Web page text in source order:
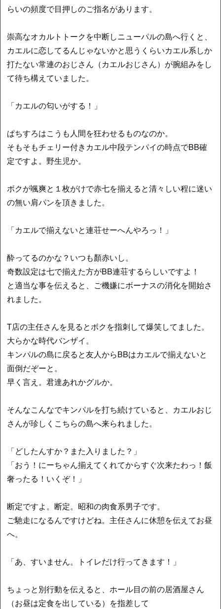
らいの頻度で目押しのご指名があります。
崇高なオカルトトークを中断しニューパルの島へ行くと、
カエルに恋してるんじゃないかと思うくらいカエル系しか
打たない常連のおじさん（カエルおじさん）が腕組みをし
て待ち構えていました。
「カエルの匂いがする！」
ぱちすろはこうも人間を狂わせるものなのか。
そもそもチェリー付きカエル中段テンパイの時点でBB確
定ですよ。野生児か。
ボクが颯爽と１枚がけで赤七を揃えると清々しい程に迷い
の無い肩パンを頂きました。
「カエルで揃えないと連荘せーへんやろっ！」
酔ってるのかな？いつも顏赤いし。
奇数設定は七で揃えた方がBB連荘するらしいですよ！
と適当な事を伝えると、ご機嫌にボーナスの消化を開始さ
れました。
T店の主任さんを見るとボクを指刺して爆笑してました。
大らかな時代バンザイ。
キンパルの島に戻ると友人からBBはカエルで揃えないと
面倒だぞーと。
早く言え。君達あれかグルか。
そんなこんなでキンパルを打ち続けていると、カエルおじ
さんが珍しくこちらの島へ来られました。
「どしたんすか？また入りました？」
「おう！にーちゃん揃えてくれてからすぐ次来たわっ！飯
奢ったる！いくぞ！」
断定ですよ。断定。昭和の肉食系男子です。
ご馳走になるんですけどね。主任さんに休憩を伝えてお昼
へ。
「あ、すいません。トイレだけ行ってきます！」
ちょっと別行動を伝えると、ホール目の前の居酒屋さん
（お昼は定食を出している）を指差して